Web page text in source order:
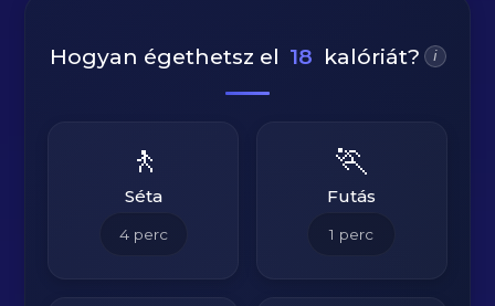
Hogyan égethetsz el 18 kalóriát? i
🚶
Séta
4perc
🏃
Futás
1 perc